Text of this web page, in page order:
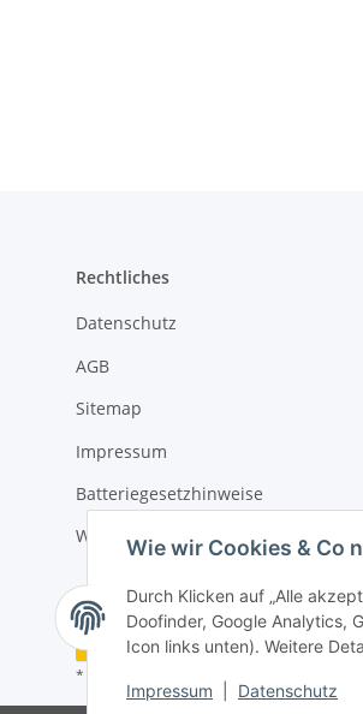
Wie wir Cookies & Co
Durch Klicken auf „Alle
Doofinder, Google Analytics,
Icon links unten). Weitere
Impressum Datenschutz
Rechtliches
Datenschutz
AGB
Sitemap
Impressum
Batteriegesetzhinweise
Widerrufsrecht
Vertrag widerrufen
* Alle Preise inkl. gesetzlicher USt., zzgl.